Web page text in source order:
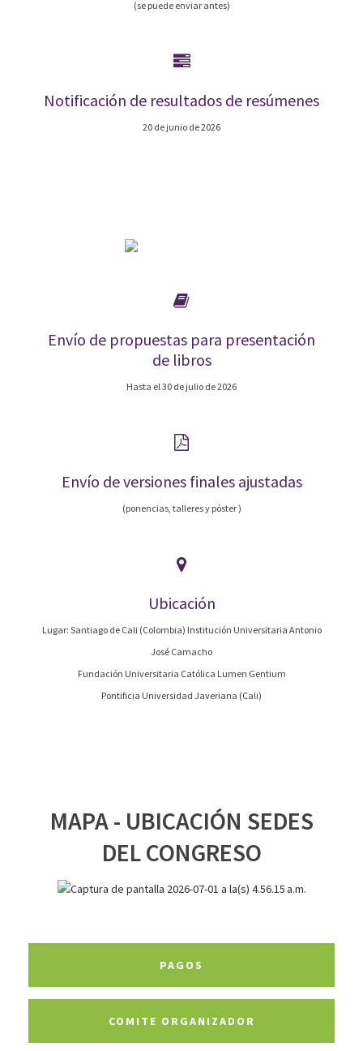
(se puede enviar antes)
Notificación de resultados de resúmenes
20 de junio de 2026
Envío de propuestas para presentación
de libros
Hasta el 30 de julio de 2026
Envío de versiones finales ajustadas
(ponencias, talleres y póster )
Ubicación
Lugar: Santiago de Cali (Colombia) Institución Universitaria Antonio
José Camacho
Fundación Universitaria Católica Lumen Gentium
Pontificia Universidad Javeriana (Cali)
MAPA - UBICACIÓN SEDES
DEL CONGRESO
PAGOS
COMITE ORGANIZADOR